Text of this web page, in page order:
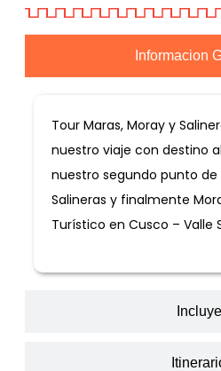
Informacion
Incluye
Tour Maras, Moray y
nuestro viaje con destino
nuestro segundo punto de
Salineras y finalmente
Turístico en Cusco – Valle